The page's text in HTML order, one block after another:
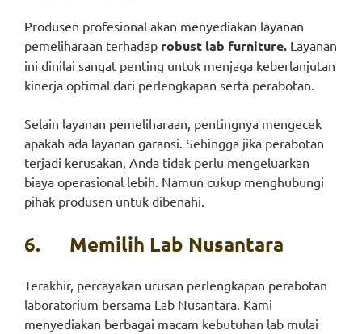
Produsen profesional akan menyediakan layanan
pemeliharaan terhadap robust lab furniture. Layanan
ini dinilai sangat penting untuk menjaga keberlanjutan
kinerja optimal dari perlengkapan serta perabotan.
Selain layanan pemeliharaan, pentingnya mengecek
apakah ada layanan garansi. Sehingga jika perabotan
terjadi kerusakan, Anda tidak perlu mengeluarkan
biaya operasional lebih. Namun cukup menghubungi
pihak produsen untuk dibenahi.
6. Memilih Lab Nusantara
Terakhir, percayakan urusan perlengkapan perabotan
laboratorium bersama Lab Nusantara. Kami
menyediakan berbagai macam kebutuhan lab mulai